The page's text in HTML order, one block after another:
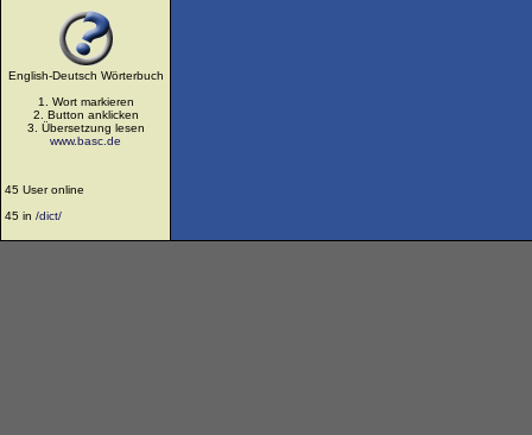
English-Deutsch Wörterbuch
1. Wort markieren
2. Button anklicken
3. Übersetzung lesen
www.basc.de
45 User online
45 in /dict/